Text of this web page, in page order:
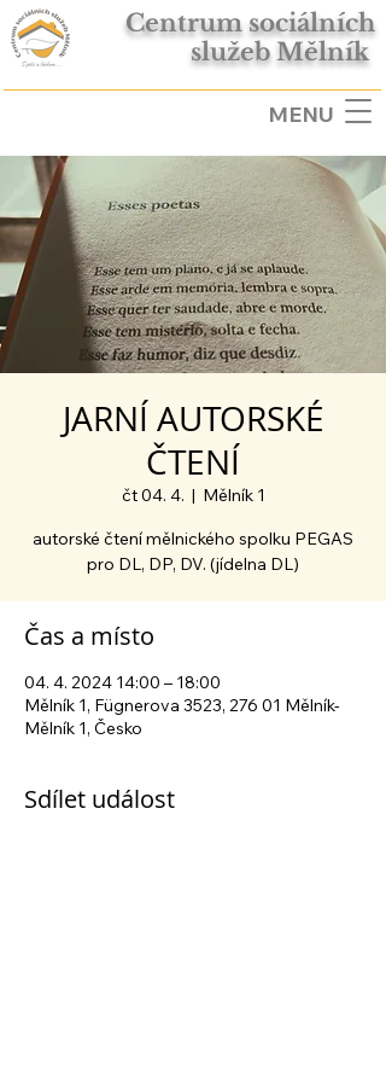
Centrum sociálních
služeb Mělník
MENU
JARNÍ AUTORSKÉ
ČTENÍ
čt 04. 4.
  |
Mělník 1
autorské čtení mělnického spolku PEGAS
Čas a místo
04. 4. 2024 14:00 – 18:00
Mělník 1, Fügnerova 3523, 276 01 Mělník-
Mělník 1, Česko
Sdílet událost